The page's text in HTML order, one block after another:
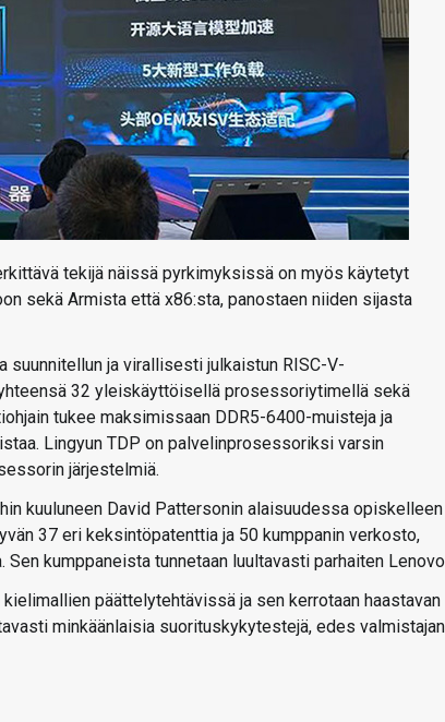
tekijä näissä pyrkimyksissä on myös käytetyt
sekä Armista että x86:sta, panostaen niiden sijasta
suunnitellun ja virallisesti julkaistun RISC-V-
32 yleiskäyttöisellä prosessoriytimellä sekä
tukee maksimissaan DDR5-6400-muisteja ja
Lingyun TDP on palvelinprosessoriksi varsin
järjestelmiä.
kuuluneen David Pattersonin alaisuudessa opiskelleen
37 eri keksintöpatenttia ja 50 kumppanin verkosto,
kumppaneista tunnetaan luultavasti parhaiten
päättelytehtävissä ja sen kerrotaan haastavan
minkäänlaisia suorituskykytestejä, edes valmistajan